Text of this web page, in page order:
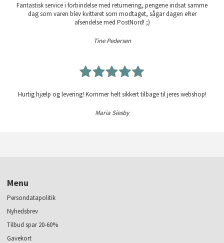
Fantastisk service i forbindelse med returnering, pengene indsat samme
dag som varen blev kvitteret som modtaget, sågar dagen efter
afsendelse med PostNord! ;)
Tine Pedersen
Hurtig hjælp og levering! Kommer helt sikkert tilbage til jeres webshop!
Maria Siesby
Menu
Persondatapolitik
Nyhedsbrev
Tilbud spar 20-60%
Gavekort